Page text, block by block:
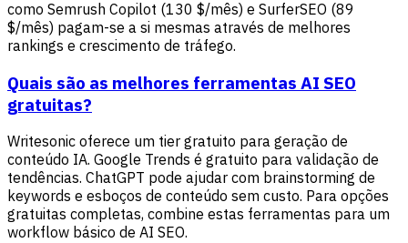
como Semrush Copilot (130 $/mês) e SurferSEO (89
$/mês) pagam-se a si mesmas através de melhores
rankings e crescimento de tráfego.
Quais são as melhores ferramentas AI SEO
gratuitas?
Writesonic oferece um tier gratuito para geração de
conteúdo IA. Google Trends é gratuito para validação de
tendências. ChatGPT pode ajudar com brainstorming de
keywords e esboços de conteúdo sem custo. Para opções
gratuitas completas, combine estas ferramentas para um
workflow básico de AI SEO.